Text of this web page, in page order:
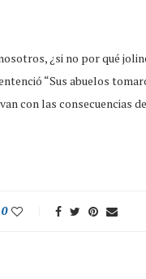
¿si no por qué
“Sus abuelos
con las consecuencias
0